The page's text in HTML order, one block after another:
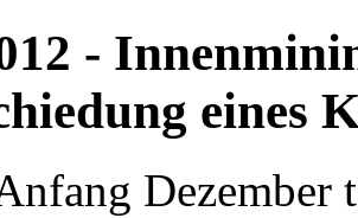
-
eines
Dezember